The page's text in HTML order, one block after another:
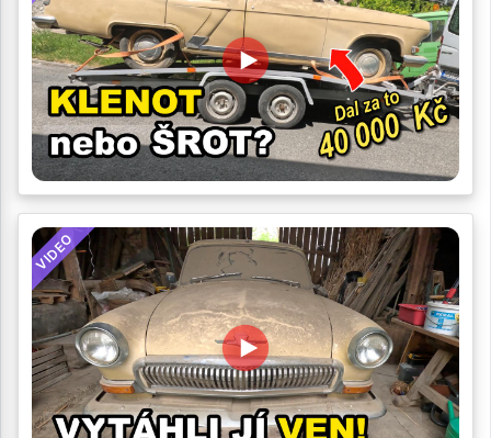
VIDEO